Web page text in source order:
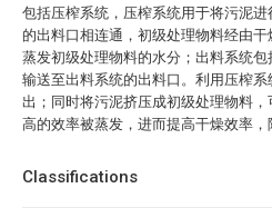
包括压榨系统，压榨系统用于将污泥
的出料口相连通，初级处理物料经由
蒸发初级处理物料的水分；出料系统
输送至出料系统的出料口。利用压榨
出；同时将污泥挤压成初级处理物料
高的效率被蒸发，进而提高干燥效率，
Classifications